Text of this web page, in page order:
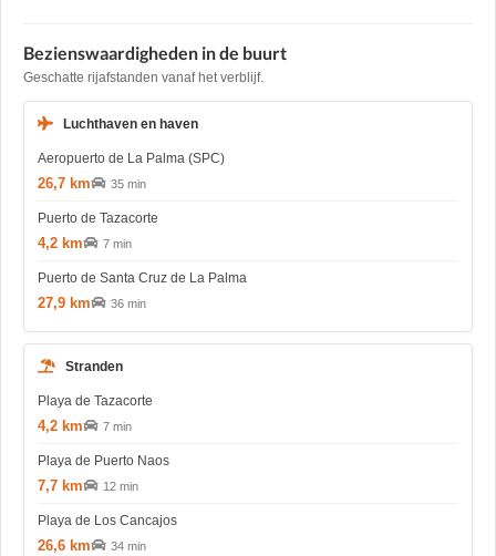
Bezienswaardigheden in de buurt
Geschatte rijafstanden vanaf het verblijf.
Luchthaven en haven
Aeropuerto de La Palma (SPC)
26,7 km 35 min
Puerto de Tazacorte
4,2 km 7 min
Puerto de Santa Cruz de La Palma
27,9 km 36 min
Stranden
Playa de Tazacorte
4,2 km 7 min
Playa de Puerto Naos
7,7 km 12 min
Playa de Los Cancajos
26,6 km 34 min